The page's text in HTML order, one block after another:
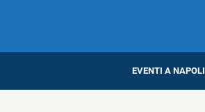
EVENTI A NAPOLI